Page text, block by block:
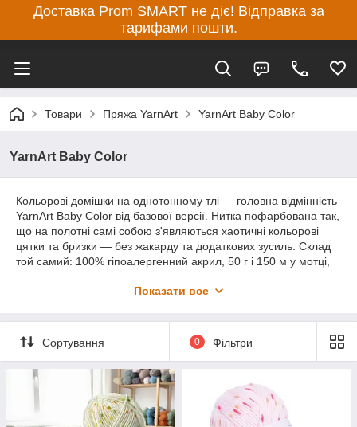
Доставка Prom SMART не діє! Відправка за
тарифами пошти.
Товари Пряжа YarnArt YarnArt Baby Color
YarnArt Baby Color
Кольорові домішки на однотонному тлі — головна відмінність
YarnArt Baby Color від базової версії. Нитка пофарбована так,
що на полотні самі собою з'являються хаотичні кольорові
цятки та бризки — без жакарду та додаткових зусиль. Склад
той самий: 100% гіпоалергенний акрил, 50 г і 150 м у мотці,
вузликів, добре ковзає спицями та гачку, не плутається й не
шапочки, пінетки, конверти на виписку, пледи, а також
іграшки-амігурумі. Підходить і для дорослих аксесуарів —
шапки, снуди, шарфи. Нитка м'яка, не колеться, без ворсинок
— безпечна для чутливої шкіри новонароджених. На
кофточку дитині 5 років йде приблизно 5 мотків, на виріб
розміру S — приблизно 200 г (4 мотки). Акрил добре тримає
Показати все
Сортування 0 Фільтри